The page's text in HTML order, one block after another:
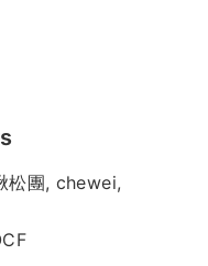
松團, chewei,